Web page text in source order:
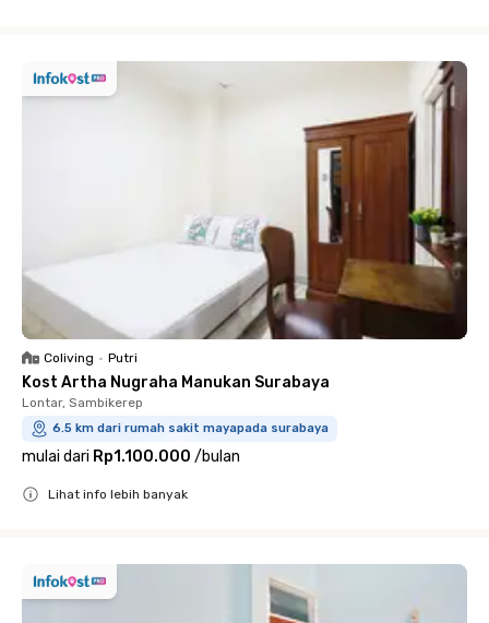
Coliving • Putri
Kost Artha Nugraha Manukan Surabaya
Lontar, Sambikerep
6.5 km dari rumah sakit mayapada surabaya
mulai dari Rp1.100.000 /bulan
Lihat info lebih banyak